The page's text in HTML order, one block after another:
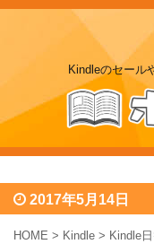
Kindleのセール
2017年5月14日
HOME > Kindle > Kindle